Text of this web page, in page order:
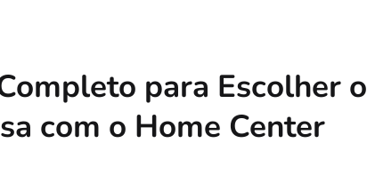
para Escolher o
com o Home Center